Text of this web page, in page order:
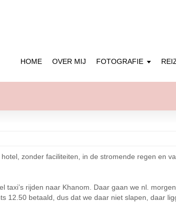
HOME OVER MIJ FOTOGRAFIE
zonder faciliteiten, in de stromende regen en
rijden naar Khanom. Daar gaan we nl.
12.50 betaald, dus dat we daar niet slapen, daar